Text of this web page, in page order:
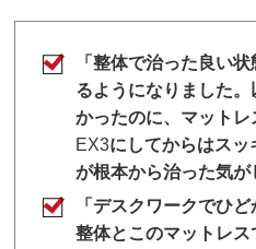
「整体で治った良い
るようになりました
かったのに、マットレ
EX3にしてからはス
が根本から治った気が
「デスクワークでひど
整体とこのマットレ